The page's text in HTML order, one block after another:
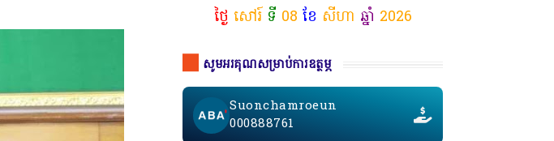
ថ្ងៃ សៅរ៍ទី 08 ខែ សីហា ឆ្នាំ 2026
សូមអរគុណសម្រាប់ការឧត្ថម្ភ
Suonchamroeun
000888761